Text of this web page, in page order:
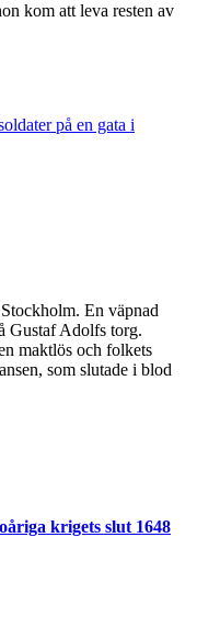
kom att leva resten av
En väpnad
Gustaf Adolfs torg.
maktlös och folkets
som slutade i blod
krigets slut 1648